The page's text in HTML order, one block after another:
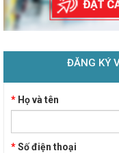
ĐĂNG KÝ
* Họ và tên
*Số điện thoại